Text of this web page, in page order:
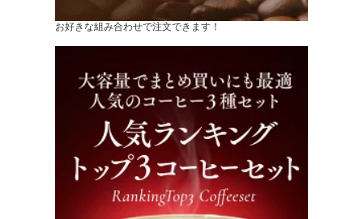
お好きな組み合わせで注文できます！